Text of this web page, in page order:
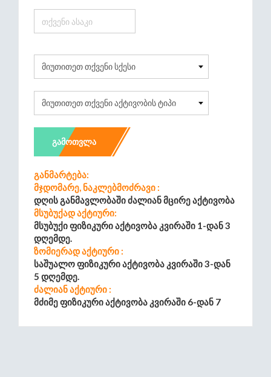
ᲒᲐᲛᲝᲗᲕᲚᲐ
Განმარტება:
Მჯდომარე, Ნაკლებმოძრავი :
Დღის Განმავლობაში Ძალიან Მცირე Აქტივობა
Მსუბუქად Აქტიური:
Მსუბუქი Ფიზიკური Აქტივობა Კვირაში 1-Დან 3
Დღემდე.
Ზომიერად Აქტიური :
Საშუალო Ფიზიკური Აქტივობა Კვირაში 3-Დან
5 Დღემდე.
Ძალიან Აქტიური :
Მძიმე Ფიზიკური Აქტივობა Კვირაში 6-Დან 7
Უკიდურესად Აქტიური :